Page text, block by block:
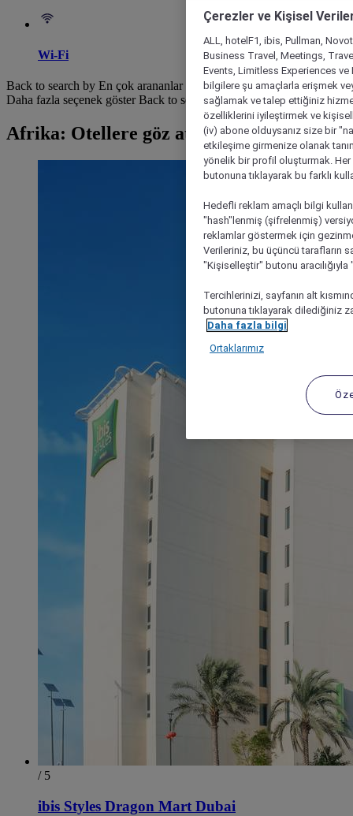
Wi-Fi
Back to search by En çok arananlar
Daha fazla seçenek göster Back to search by categories
Afrika: Otellere göz at
/ 5
ibis Styles Dragon Mart Dubai
Çerezler ve Kişisel
ALL, hotelF1, ibis, Pullman,
Business Travel, Meetings,
Events, Limitless Experiences
bilgilere şu amaçlarla erişmek
sağlamak ve talep ettiğiniz
özelliklerini iyileştirmek ve
(iv) abone olduysanız size bir
etkileşime girmenize olanak
yönelik bir profil oluşturmak.
butonuna tıklayarak bu farklı
Hedefli reklam amaçlı bilgi
"hash"lenmiş (şifrelenmiş)
reklamlar göstermek için
Verileriniz, bu üçüncü tarafların
"Kişiselleştir" butonu
Tercihlerinizi, sayfanın alt
butonuna tıklayarak dilediğiniz
Daha fazla bilgi
Ortaklarımız